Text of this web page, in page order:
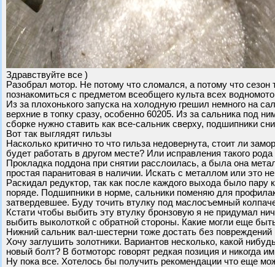
Здравствуйте все )
Разобрал мотор. Не потому что сломался, а потому что
познакомиться с предметом всеобщего культа всех
Из за плохонького запуска на холодную грешил немного на
верхние в топку сразу, особенно 60205. Из за сальника под
сборке нужно ставить как все-сальник сверху, подшипники
Вот так выглядят гильзы
Насколько критично то что гильза недовернута, стоит ли
будет работать в другом месте? Или исправления такого
Прокладка поддона при снятии расслоилась, а была она
простая паранитовая в наличии. Искать с металлом или это
Раскидал редуктор, так как после каждого выхода было
поряде. Подшипники в норме, сальники поменяю для
затвердевшее. Буду точить втулку под маслосъемный
Кстати чтобы выбить эту втулку бронзовую я не придумал
выбить выколоткой с обратной стороны. Какие могли еще
Нижний сальник вал-шестерни тоже достать без
Хочу заглушить золотники. Вариантов несколько, какой
новый болт? В ботмоторс говорят редкая позиция и никогда
Ну пока все. Хотелось бы получить рекомендации что еще